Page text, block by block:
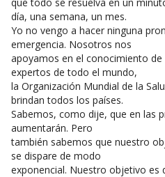
día, una semana, un mes.
Yo no vengo a hacer ninguna
emergencia. Nosotros nos
apoyamos en el conocimiento
expertos de todo el mundo,
la Organización Mundial de la
brindan todos los países.
Sabemos, como dije, que en las
aumentarán. Pero
también sabemos que nuestro
se dispare de modo
exponencial. Nuestro objetivo es